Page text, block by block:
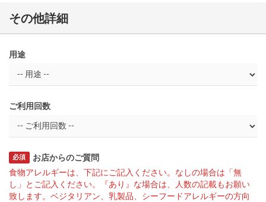
その他詳細
用途
ご利用回数
お店からのご質問
必須
食物アレルギーは、下記にご記入ください。なしの場合は「無
し」とご記入ください。『あり』な場合は、人数の記載もお願い
致します。ベジタリアン、乳製品、シーフードアレルギーの方向